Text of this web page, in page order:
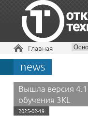
Вы здесь
Главная
news
Вышла версия
обучения 3KL
2025-02-19